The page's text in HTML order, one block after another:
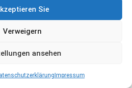
Sie
Verweigern
ansehen
Impressum